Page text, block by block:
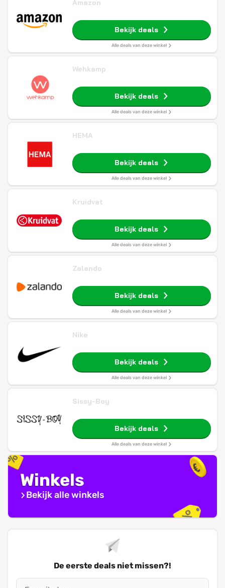
Amazon
Bekijk deals
Alle deals van deze winkel
Wehkamp
Bekijk deals
Alle deals van deze winkel
HEMA
Bekijk deals
Alle deals van deze winkel
Kruidvat
Bekijk deals
Alle deals van deze winkel
Zalando
Bekijk deals
Alle deals van deze winkel
Nike
Bekijk deals
Alle deals van deze winkel
Sissy-Boy
Bekijk deals
Alle deals van deze winkel
Winkels
Bekijk alle winkels
De eerste deals niet missen?!